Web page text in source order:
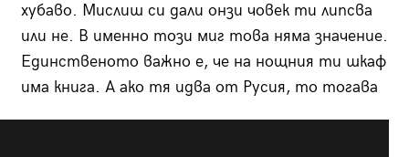
хубаво. Мислиш си дали онзи човек ти липсва
или не. В именно този миг това няма значение.
Единственото важно е, че на нощния ти шкаф
има книга. А ако тя идва от Русия, то тогава